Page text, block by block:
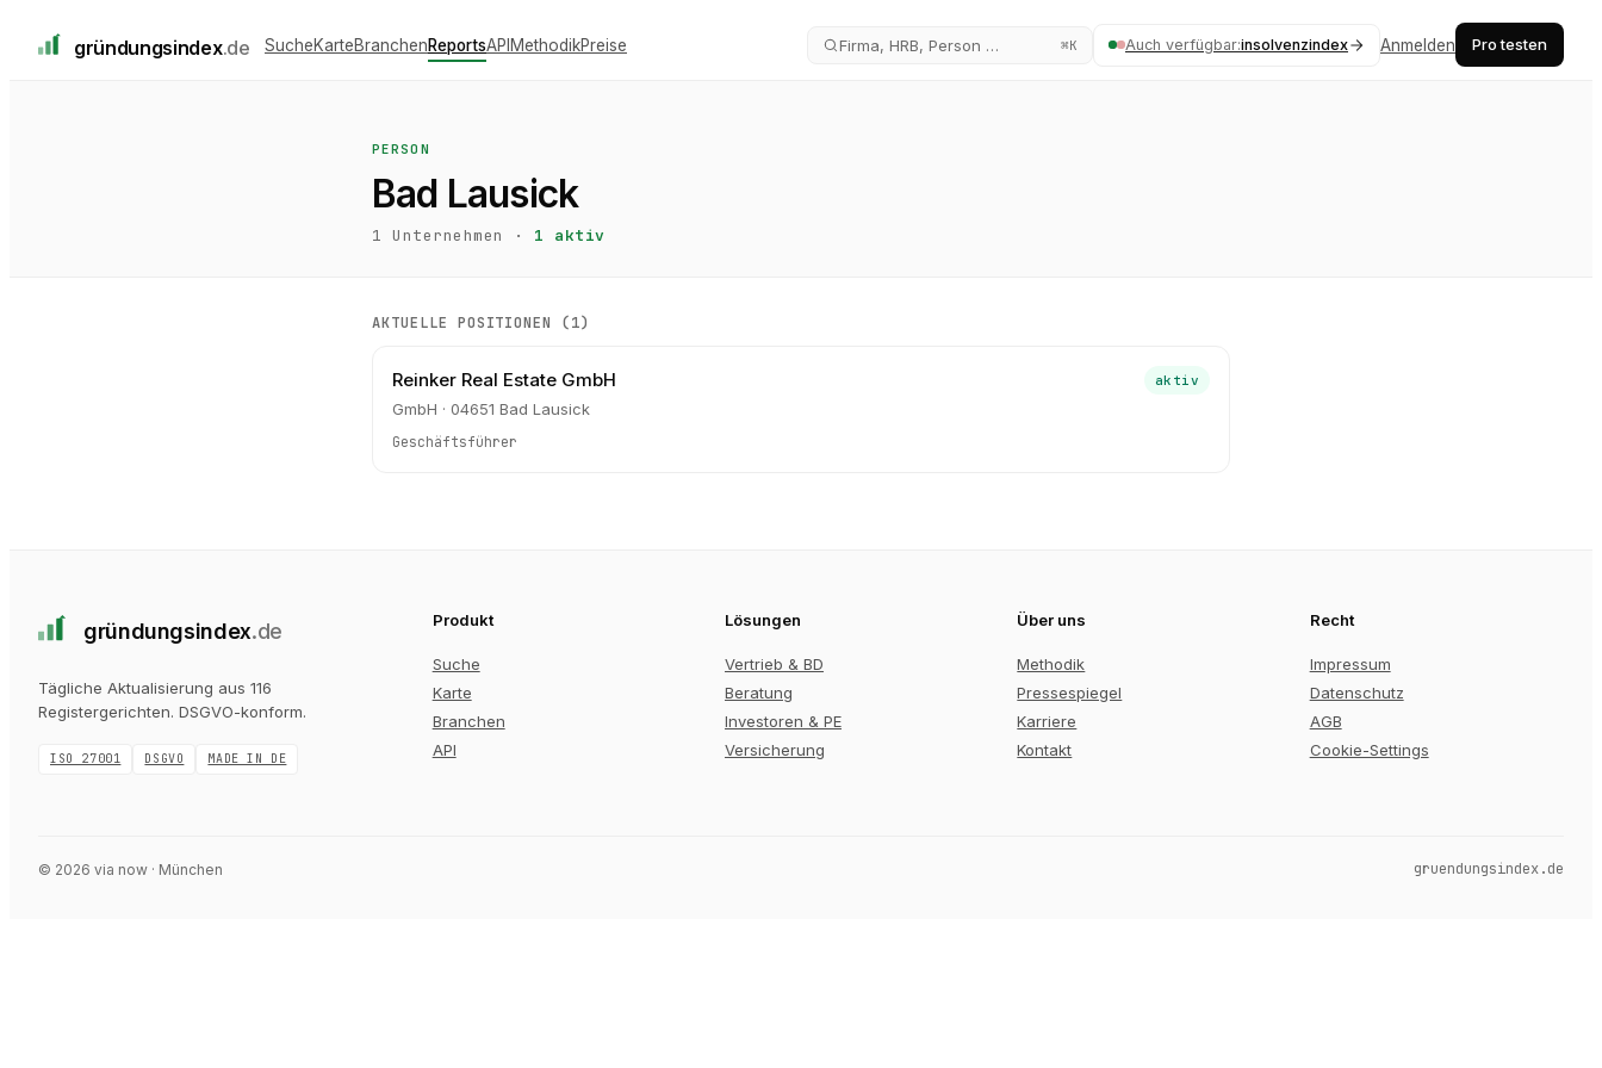
gründungsindex.de SucheKarteBranchenReportsAPIMethodikPreise Firma, HRB, Person … ⌘K Auch verfügbar:insolvenzindex Anmelden Pro testen
PERSON
Bad Lausick
1 Unternehmen · 1 aktiv
AKTUELLE POSITIONEN (1)
Reinker Real Estate GmbH
GmbH · 04651 Bad Lausick
aktiv
Geschäftsführer
gründungsindex.de
Tägliche Aktualisierung aus 116
Registergerichten. DSGVO-konform.
ISO 27001 DSGVO MADE IN DE
Produkt
Suche
Karte
Branchen
API
Lösungen
Vertrieb & BD
Beratung
Investoren & PE
Versicherung
Über uns
Methodik
Pressespiegel
Karriere
Kontakt
Recht
Impressum
Datenschutz
AGB
Cookie-Settings
© 2026 via now · München gruendungsindex.de